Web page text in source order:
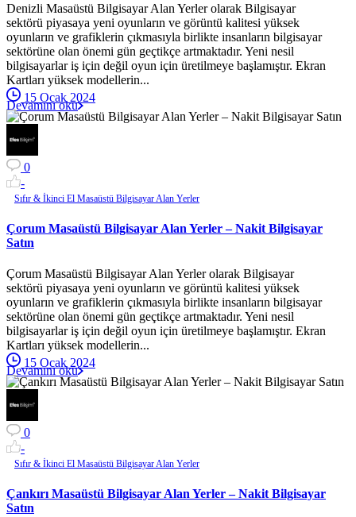
Denizli Masaüstü Bilgisayar Alan Yerler olarak Bilgisayar
sektörü piyasaya yeni oyunların ve görüntü kalitesi yüksek
oyunların ve grafiklerin çıkmasıyla birlikte insanların bilgisayar
sektörüne olan önemi gün geçtikçe artmaktadır. Yeni nesil
bilgisayarlar iş için değil oyun için üretilmeye başlamıştır. Ekran
Kartları yüksek modellerin...
15 Ocak 2024
Devamını oku
0
-
Sıfır & İkinci El Masaüstü Bilgisayar Alan Yerler
Çorum Masaüstü Bilgisayar Alan Yerler – Nakit Bilgisayar
Satın
Çorum Masaüstü Bilgisayar Alan Yerler olarak Bilgisayar
sektörü piyasaya yeni oyunların ve görüntü kalitesi yüksek
oyunların ve grafiklerin çıkmasıyla birlikte insanların bilgisayar
sektörüne olan önemi gün geçtikçe artmaktadır. Yeni nesil
bilgisayarlar iş için değil oyun için üretilmeye başlamıştır. Ekran
Kartları yüksek modellerin...
15 Ocak 2024
Devamını oku
0
-
Sıfır & İkinci El Masaüstü Bilgisayar Alan Yerler
Çankırı Masaüstü Bilgisayar Alan Yerler – Nakit Bilgisayar
Satın